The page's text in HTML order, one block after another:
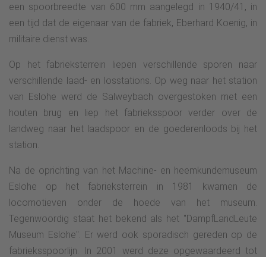
een spoorbreedte van 600 mm aangelegd in 1940/41, in
een tijd dat de eigenaar van de fabriek, Eberhard Koenig, in
militaire dienst was.
Op het fabrieksterrein liepen verschillende sporen naar
verschillende laad- en losstations. Op weg naar het station
van Eslohe werd de Salweybach overgestoken met een
houten brug en liep het fabrieksspoor verder over de
landweg naar het laadspoor en de goederenloods bij het
station.
Na de oprichting van het Machine- en heemkundemuseum
Eslohe op het fabrieksterrein in 1981 kwamen de
locomotieven onder de hoede van het museum.
Tegenwoordig staat het bekend als het "DampfLandLeute
Museum Eslohe". Er werd ook sporadisch gereden op de
fabrieksspoorlijn. In 2001 werd deze opgewaardeerd tot